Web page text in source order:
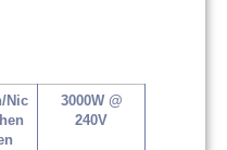
Nic
3000W @
240V